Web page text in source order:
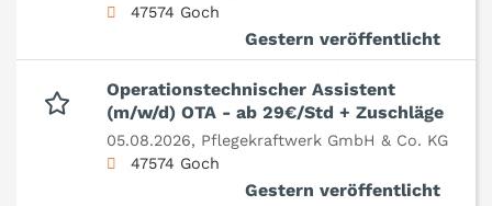
47574 Goch
Gestern veröffentlicht
Operationstechnischer Assistent
(m/w/d) OTA - ab 29€/Std + Zuschläge
05.08.2026, Pflegekraftwerk GmbH & Co. KG
47574 Goch
Gestern veröffentlicht